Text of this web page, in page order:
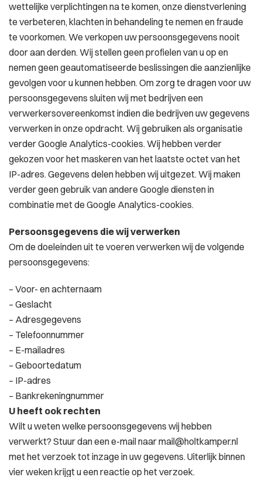
wettelijke verplichtingen na te komen, onze dienstverlening
te verbeteren, klachten in behandeling te nemen en fraude
te voorkomen. We verkopen uw persoonsgegevens nooit
door aan derden. Wij stellen geen profielen van u op en
nemen geen geautomatiseerde beslissingen die aanzienlijke
gevolgen voor u kunnen hebben. Om zorg te dragen voor uw
persoonsgegevens sluiten wij met bedrijven een
verwerkersovereenkomst indien die bedrijven uw gegevens
verwerken in onze opdracht. Wij gebruiken als organisatie
verder Google Analytics-cookies. Wij hebben verder
gekozen voor het maskeren van het laatste octet van het
IP-adres. Gegevens delen hebben wij uitgezet. Wij maken
verder geen gebruik van andere Google diensten in
combinatie met de Google Analytics-cookies.
Persoonsgegevens die wij verwerken
Om de doeleinden uit te voeren verwerken wij de volgende
persoonsgegevens:
– Voor- en achternaam
– Geslacht
– Adresgegevens
– Telefoonnummer
– E-mailadres
– Geboortedatum
– IP-adres
– Bankrekeningnummer
U heeft ook rechten
Wilt u weten welke persoonsgegevens wij hebben
verwerkt? Stuur dan een e-mail naar mail@holtkamper.nl
met het verzoek tot inzage in uw gegevens. Uiterlijk binnen
vier weken krijgt u een reactie op het verzoek.